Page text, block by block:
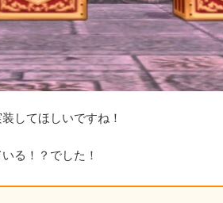
してほしいですね！
る！？でした！